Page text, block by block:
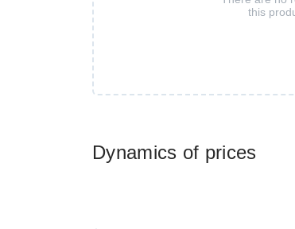
Dynamics of prices
this